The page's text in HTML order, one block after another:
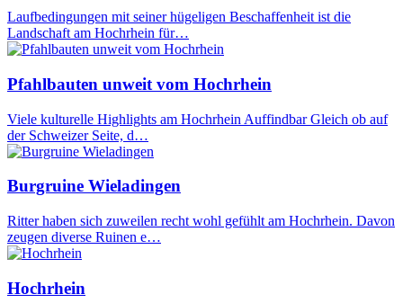
Laufbedingungen mit seiner hügeligen Beschaffenheit ist die
Landschaft am Hochrhein für…
Pfahlbauten unweit vom Hochrhein
Viele kulturelle Highlights am Hochrhein Auffindbar Gleich ob auf
der Schweizer Seite, d…
Burgruine Wieladingen
Ritter haben sich zuweilen recht wohl gefühlt am Hochrhein. Davon
zeugen diverse Ruinen e…
Hochrhein